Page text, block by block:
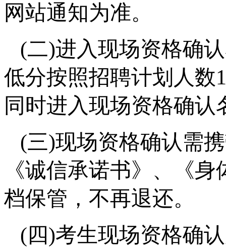
网站通知为准。
(二)进入现场资格确
低分按照招聘计划人数
同时进入现场资格确认
(三)现场资格确认需
《诚信承诺书》、《
档保管，不再退还。
(四)考生现场资格确